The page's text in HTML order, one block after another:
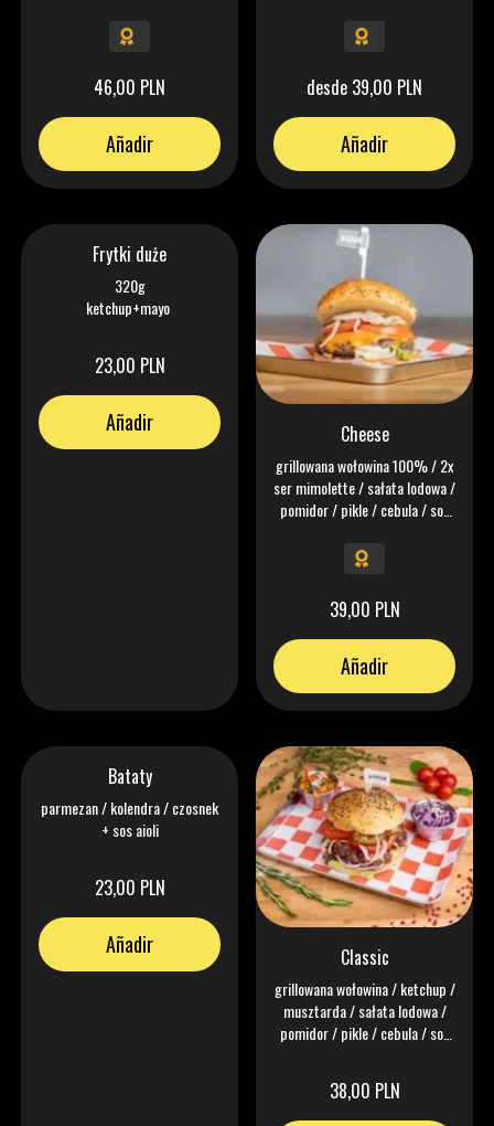
pikle/ cebulka marynowana /
ketchup
46,00 PLN
Añadir
chipotle
desde 39,00 PLN
Añadir
Frytki duże
320g
ketchup+mayo
23,00 PLN
Añadir Cheese
grillowana wołowina 100% / 2x
ser mimolette / sałata lodowa /
pomidor / pikle / cebula / sos
39,00 PLN
Añadir
Bataty
parmezan / kolendra / czosnek
+ sos aioli
23,00 PLN
Añadir Classic
grillowana wołowina / ketchup /
musztarda / sałata lodowa /
pomidor / pikle / cebula / sos
38,00 PLN